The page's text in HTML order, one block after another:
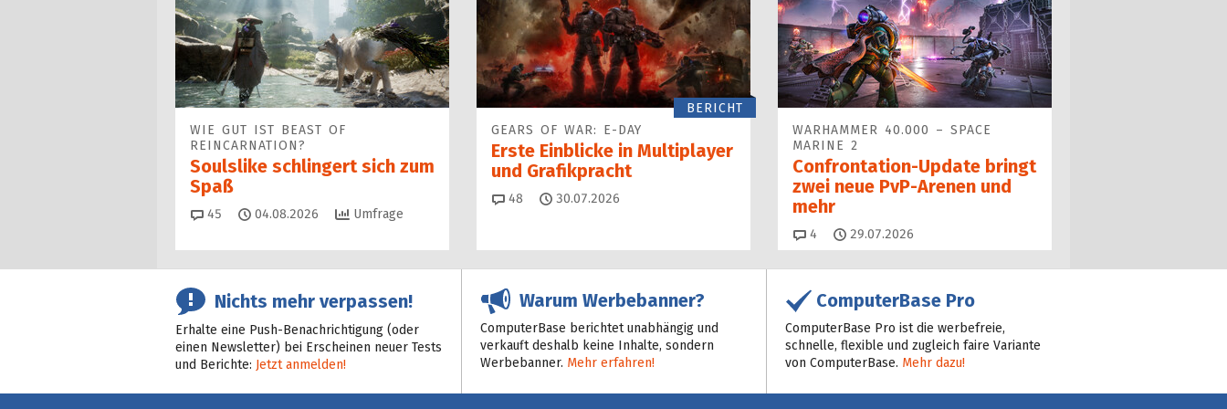
WIE GUT IST BEAST OF
REINCARNATION?
Soulslike schlingert sich zum
Spaß
45 Kommentare
04.08.2026 Umfrage
BERICHT
GEARS OF WAR: E-DAY
Erste Einblicke in Multiplayer
und Grafikpracht
48 Kommentare
30.07.2026
WARHAMMER 40.000 – SPACE
MARINE 2
Confrontation-Update bringt
zwei neue PvP-Arenen und
mehr
4 Kommentare
29.07.2026
Nichts mehr verpassen!
Erhalte eine Push-Benachrichtigung (oder
einen Newsletter) bei Erscheinen neuer Tests
und Berichte: Jetzt anmelden!
Warum Werbebanner?
ComputerBase berichtet unabhängig und
verkauft deshalb keine Inhalte, sondern
Werbebanner. Mehr erfahren!
ComputerBase Pro
ComputerBase Pro ist die werbefreie,
schnelle, flexible und zugleich faire Variante
von ComputerBase. Mehr dazu!